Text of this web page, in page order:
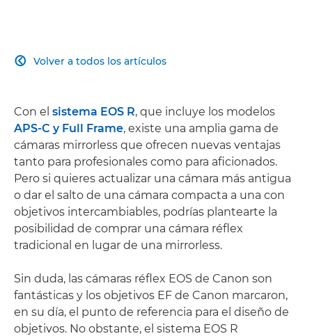
Volver a todos los artículos

Con el sistema EOS R, que incluye los modelos
APS-C y Full Frame, existe una amplia gama de
cámaras mirrorless que ofrecen nuevas ventajas
tanto para profesionales como para aficionados.
Pero si quieres actualizar una cámara más antigua
o dar el salto de una cámara compacta a una con
objetivos intercambiables, podrías plantearte la
posibilidad de comprar una cámara réflex
tradicional en lugar de una mirrorless.
Sin duda, las cámaras réflex EOS de Canon son
fantásticas y los objetivos EF de Canon marcaron,
en su día, el punto de referencia para el diseño de
objetivos. No obstante, el sistema EOS R